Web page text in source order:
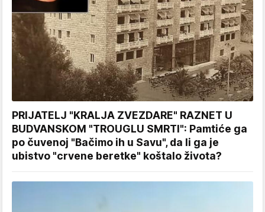
PRIJATELJ "KRALJA ZVEZDARE" RAZNET U
BUDVANSKOM "TROUGLU SMRTI": Pamtiće ga
po čuvenoj "Bačimo ih u Savu", da li ga je
ubistvo "crvene beretke" koštalo života?